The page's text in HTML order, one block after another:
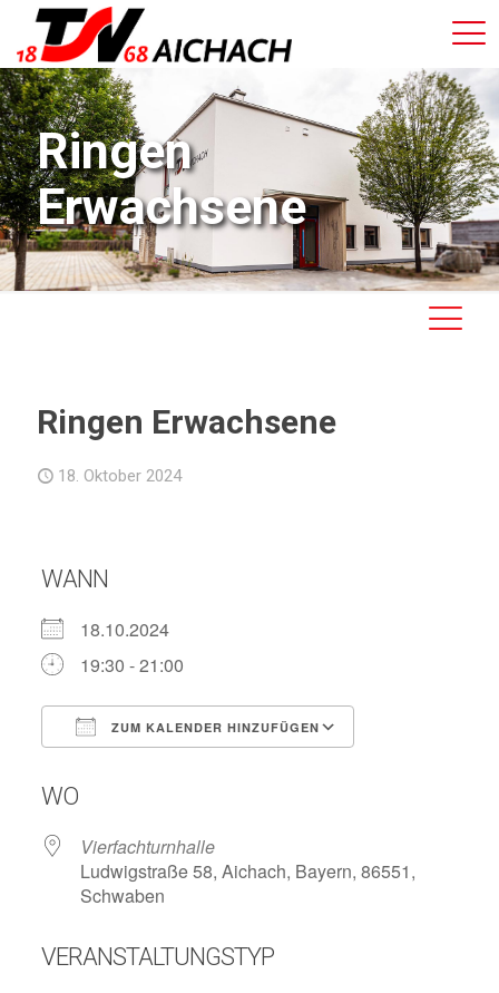
Ringen
Erwachsene
Ringen Erwachsene
18. Oktober 2024
WANN
18.10.2024
19:30 - 21:00
ZUM KALENDER HINZUFÜGEN
WO
Vierfachturnhalle
Ludwigstraße 58, Aichach, Bayern, 86551,
Schwaben
VERANSTALTUNGSTYP